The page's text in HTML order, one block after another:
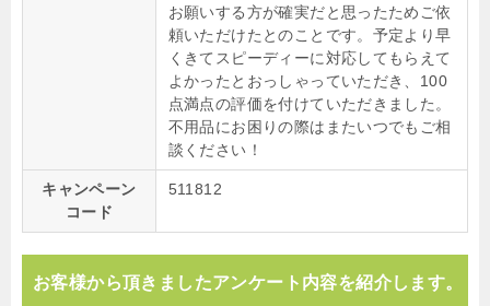
お願いする方が確実だと思ったためご依
頼いただけたとのことです。予定より早
くきてスピーディーに対応してもらえて
よかったとおっしゃっていただき、100
点満点の評価を付けていただきました。
不用品にお困りの際はまたいつでもご相
談ください！
キャンペーン
コード
511812
お客様から頂きましたアンケート内容を紹介します。